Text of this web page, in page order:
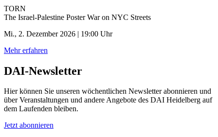
TORN
The Israel-Palestine Poster War on NYC Streets
Mi., 2. Dezember 2026 | 19:00 Uhr
Mehr erfahren
DAI-Newsletter
Hier können Sie unseren wöchentlichen Newsletter abonnieren und
über Veranstaltungen und andere Angebote des DAI Heidelberg auf
dem Laufenden bleiben.
Jetzt abonnieren